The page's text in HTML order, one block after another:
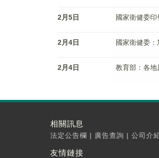
2月5日 國家衛健委
2月4日 國家衛健委
2月4日 教育部：各
相關訊息
法定公告欄 | 廣告查詢 | 公司介
友情鏈接